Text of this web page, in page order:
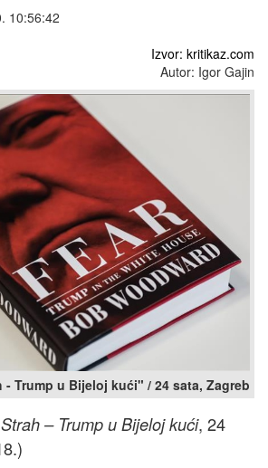
10:56:42
Izvor: kritikaz.com
Autor: Igor Gajin
- Trump u Bijeloj kući" / 24 sata, Zagreb
Strah – Trump u Bijeloj kući, 24